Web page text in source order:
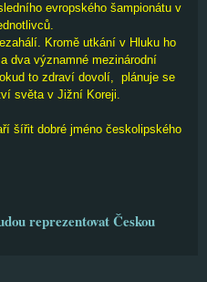
evropského šampionátu v
Kromě utkání v Hluku ho
dva významné mezinárodní
to zdraví dovolí, plánuje se
světa v Jižní Koreji.
šířit dobré jméno českolipského
reprezentovat Českou